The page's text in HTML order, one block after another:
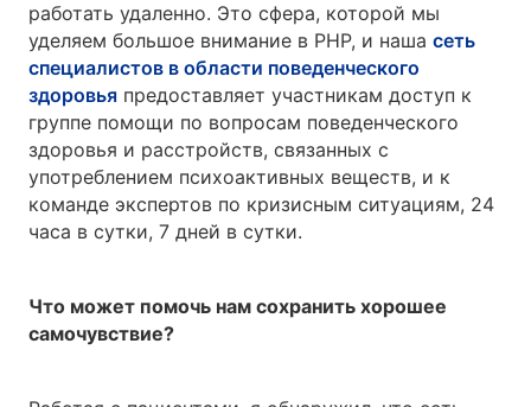
работать удаленно. Это сфера, которой мы
уделяем большое внимание в PHP, и наша сеть
специалистов в области поведенческого
здоровья предоставляет участникам доступ к
группе помощи по вопросам поведенческого
здоровья и расстройств, связанных с
употреблением психоактивных веществ, и к
команде экспертов по кризисным ситуациям, 24
часа в сутки, 7 дней в сутки.
Что может помочь нам сохранить хорошее
самочувствие?